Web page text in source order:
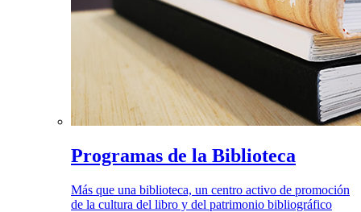
Programas de la Biblioteca
Más que una biblioteca, un centro activo de promoción
de la cultura del libro y del patrimonio bibliográfico